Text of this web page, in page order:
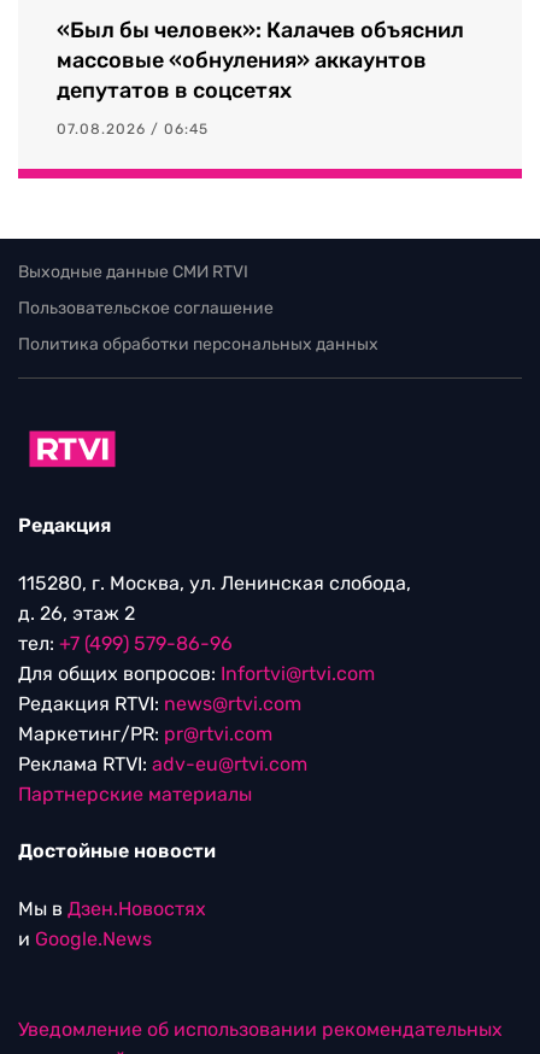
«Был бы человек»: Калачев объяснил
массовые «обнуления» аккаунтов
депутатов в соцсетях
07.08.2026 / 06:45
Выходные данные СМИ RTVI
Пользовательское соглашение
Политика обработки персональных данных
Редакция
115280, г. Москва, ул. Ленинская слобода,
д. 26, этаж 2
тел: +7 (499) 579-86-96
Для общих вопросов: Infortvi@rtvi.com
Редакция RTVI: news@rtvi.com
Маркетинг/PR: pr@rtvi.com
Реклама RTVI: adv-eu@rtvi.com
Партнерские материалы
Достойные новости
Мы в Дзен.Новостях
и Google.News
Уведомление об использовании рекомендательных